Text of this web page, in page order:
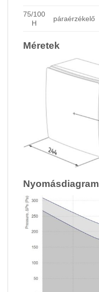
75/100
H
páraérzékelő
Méretek
Nyomásdiagram